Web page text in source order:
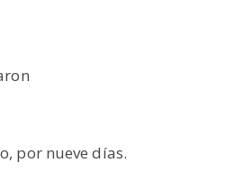
por nueve días.